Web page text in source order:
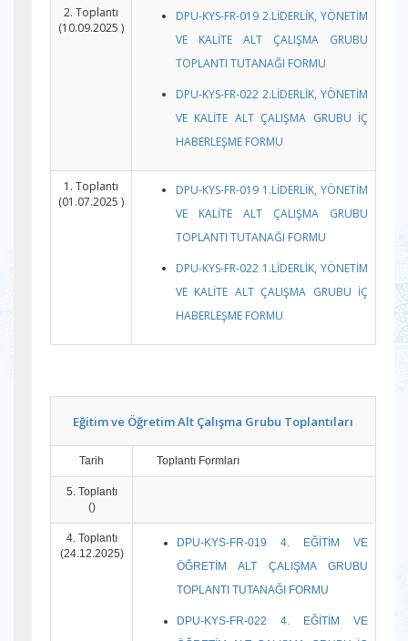
2. Toplantı
(10.09.2025 )
DPU-KYS-FR-019 2.LİDERLİK, YÖNETİM
VE KALİTE ALT ÇALIŞMA GRUBU
TOPLANTI TUTANAĞI FORMU
DPU-KYS-FR-022 2.LİDERLİK, YÖNETİM
VE KALİTE ALT ÇALIŞMA GRUBU İÇ
HABERLEŞME FORMU
1. Toplantı
(01.07.2025 )
DPU-KYS-FR-019 1.LİDERLİK, YÖNETİM
VE KALİTE ALT ÇALIŞMA GRUBU
TOPLANTI TUTANAĞI FORMU
DPU-KYS-FR-022 1.LİDERLİK, YÖNETİM
VE KALİTE ALT ÇALIŞMA GRUBU İÇ
HABERLEŞME FORMU
Eğitim ve Öğretim Alt Çalışma Grubu Toplantıları
Tarih Toplantı Formları
5. Toplantı
()
4. Toplantı
(24.12.2025)
DPU-KYS-FR-019 4. EĞİTİM VE
ÖĞRETİM ALT ÇALIŞMA GRUBU
TOPLANTI TUTANAĞI FORMU
DPU-KYS-FR-022 4. EĞİTİM VE